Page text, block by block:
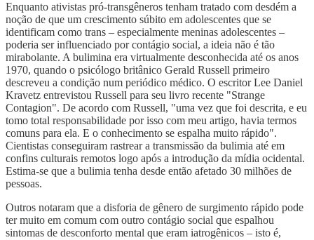
Enquanto ativistas pró-transgêneros tenham tratado com desdém a
noção de que um crescimento súbito em adolescentes que se
identificam como trans – especialmente meninas adolescentes –
poderia ser influenciado por contágio social, a ideia não é tão
mirabolante. A bulimina era virtualmente desconhecida até os anos
1970, quando o psicólogo britânico Gerald Russell primeiro
descreveu a condição num periódico médico. O escritor Lee Daniel
Kravetz entrevistou Russell para seu livro recente "Strange
Contagion". De acordo com Russell, "uma vez que foi descrita, e eu
tomo total responsabilidade por isso com meu artigo, havia termos
comuns para ela. E o conhecimento se espalha muito rápido".
Cientistas conseguiram rastrear a transmissão da bulimia até em
confins culturais remotos logo após a introdução da mídia ocidental.
Estima-se que a bulimia tenha desde então afetado 30 milhões de
pessoas.
Outros notaram que a disforia de gênero de surgimento rápido pode
ter muito em comum com outro contágio social que espalhou
sintomas de desconforto mental que eram iatrogênicos – isto é,